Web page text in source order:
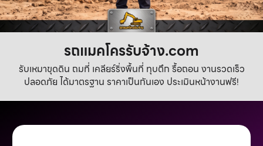
รถแมคโครรับจ้าง.com
รับเหมาขุดดิน ถมที่ เคลียร์ริ่งพื้นที่ ทุบตึก รื้อถอน งานรวดเร็ว
ปลอดภัย ได้มาตรฐาน ราคาเป็นกันเอง ประเมินหน้างานฟรี!